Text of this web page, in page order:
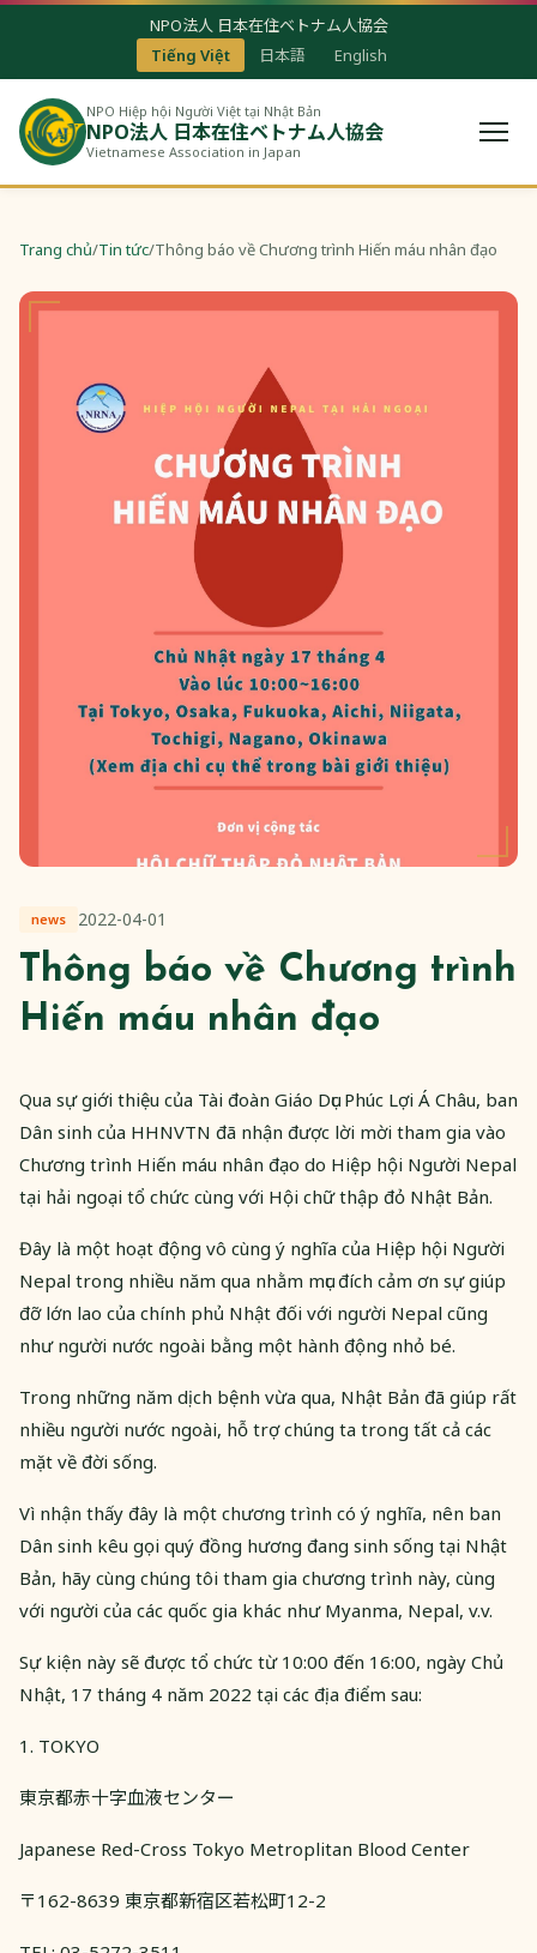
NPO法人 日本在住ベトナム人協会
Tiếng Việt
日本語 English
NPO Hiệp hội Người Việt tại Nhật Bản
NPO法人 日本在住ベトナム人協会
Vietnamese Association in Japan
Trang chủ/Tin tức/Thông báo về Chương trình Hiến máu nhân đạo
news 2022-04-01
Thông báo về Chương trình
Hiến máu nhân đạo
Qua sự giới thiệu của Tài đoàn Giáo Dục Phúc Lợi Á Châu, ban
Dân sinh của HHNVTN đã nhận được lời mời tham gia vào
Chương trình Hiến máu nhân đạo do Hiệp hội Người Nepal
tại hải ngoại tổ chức cùng với Hội chữ thập đỏ Nhật Bản.
Đây là một hoạt động vô cùng ý nghĩa của Hiệp hội Người
Nepal trong nhiều năm qua nhằm mục đích cảm ơn sự giúp
đỡ lớn lao của chính phủ Nhật đối với người Nepal cũng
như người nước ngoài bằng một hành động nhỏ bé.
Trong những năm dịch bệnh vừa qua, Nhật Bản đã giúp rất
nhiều người nước ngoài, hỗ trợ chúng ta trong tất cả các
mặt về đời sống.
Vì nhận thấy đây là một chương trình có ý nghĩa, nên ban
Dân sinh kêu gọi quý đồng hương đang sinh sống tại Nhật
Bản, hãy cùng chúng tôi tham gia chương trình này, cùng
với người của các quốc gia khác như Myanma, Nepal, v.v.
Sự kiện này sẽ được tổ chức từ 10:00 đến 16:00, ngày Chủ
Nhật, 17 tháng 4 năm 2022 tại các địa điểm sau:
1. TOKYO
東京都赤十字血液センター
Japanese Red-Cross Tokyo Metroplitan Blood Center
〒162-8639 東京都新宿区若松町12-2